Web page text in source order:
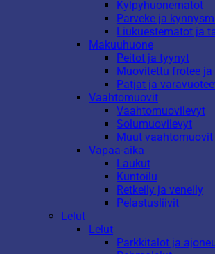
Kylpyhuonematot
Parveke ja
Liukuestematot ja
Makuuhuone
Peitot ja tyynyt
Muovitettu frotee
Patjat ja
Vaahtomuovit
Vaahtomuovilevyt
Solumuovilevyt
Muut vaahtomuovit
Vapaa-aika
Laukut
Kuntoilu
Retkeily ja veneily
Pelastusliivit
Lelut
Lelut
Parkkitalot ja